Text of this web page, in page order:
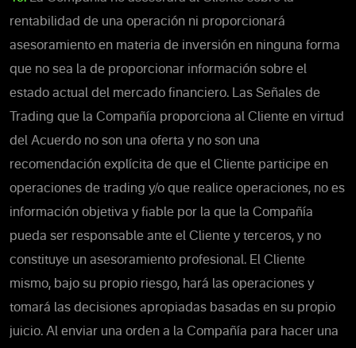
rentabilidad de una operación ni proporcionará
asesoramiento en materia de inversión en ninguna forma
que no sea la de proporcionar información sobre el
estado actual del mercado financiero. Las Señales de
Trading que la Compañía proporciona al Cliente en virtud
del Acuerdo no son una oferta y no son una
recomendación explícita de que el Cliente participe en
operaciones de trading y/o que realice operaciones, no es
información objetiva y fiable por la que la Compañía
pueda ser responsable ante el Cliente y terceros, y no
constituye un asesoramiento profesional. El Cliente
mismo, bajo su propio riesgo, hará las operaciones y
tomará las decisiones apropiadas basadas en su propio
juicio. Al enviar una orden a la Compañía para hacer una